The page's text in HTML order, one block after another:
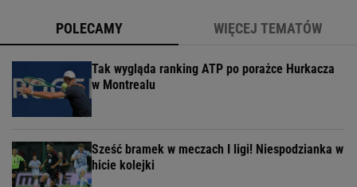
POLECAMY WIĘCEJ TEMATÓW
Tak wygląda ranking ATP po porażce Hurkacza
w Montrealu
Sześć bramek w meczach I ligi! Niespodzianka w
hicie kolejki